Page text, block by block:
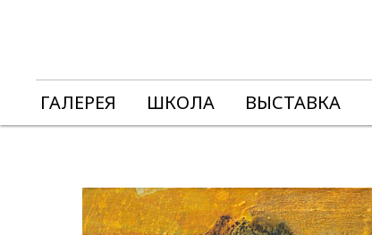
ГАЛЕРЕЯ ШКОЛА ВЫСТАВКА